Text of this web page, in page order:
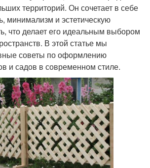
территорий. Он сочетает в себе
минимализм и эстетическую
что делает его идеальным выбором
В этой статье мы
советы по оформлению
и садов в современном стиле.